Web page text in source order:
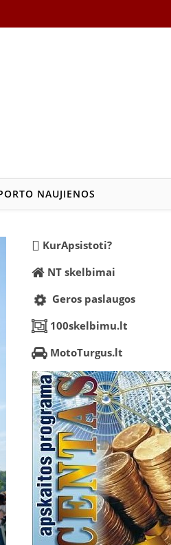
NAUJIENOS
KurApsistoti?
NT skelbimai
Geros paslaugos
100skelbimu.lt
MotoTurgus.lt